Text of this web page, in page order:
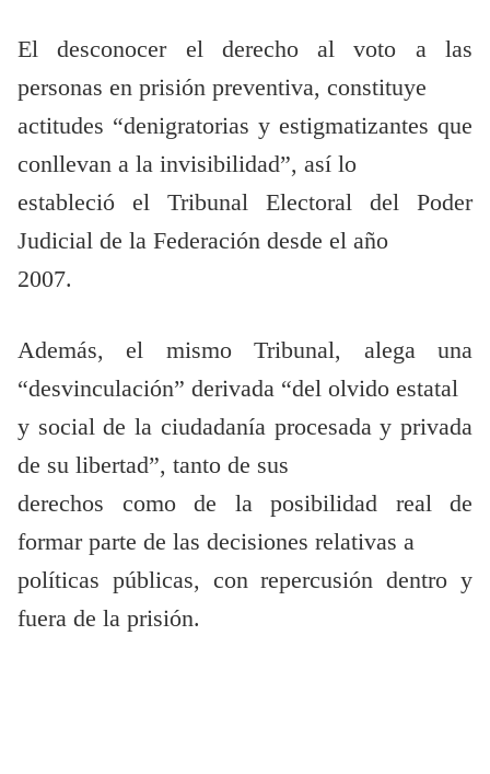
El desconocer el derecho al voto a las
personas en prisión preventiva, constituye
actitudes “denigratorias y estigmatizantes que
conllevan a la invisibilidad”, así lo
estableció el Tribunal Electoral del Poder
Judicial de la Federación desde el año
2007.
Además, el mismo Tribunal, alega una
“desvinculación” derivada “del olvido estatal
y social de la ciudadanía procesada y privada
de su libertad”, tanto de sus
derechos como de la posibilidad real de
formar parte de las decisiones relativas a
políticas públicas, con repercusión dentro y
fuera de la prisión.